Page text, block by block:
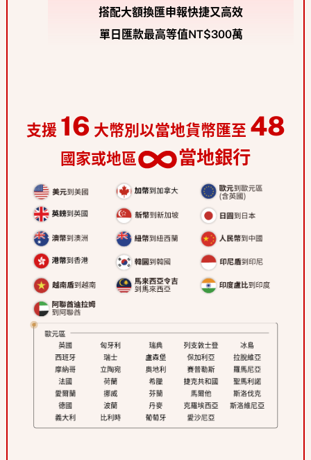
搭配大額換匯申報快捷又高效
單日匯款最高等值NT$300萬
支援 16 大幣別以當地貨幣匯至 48
國家或地區 當地銀行